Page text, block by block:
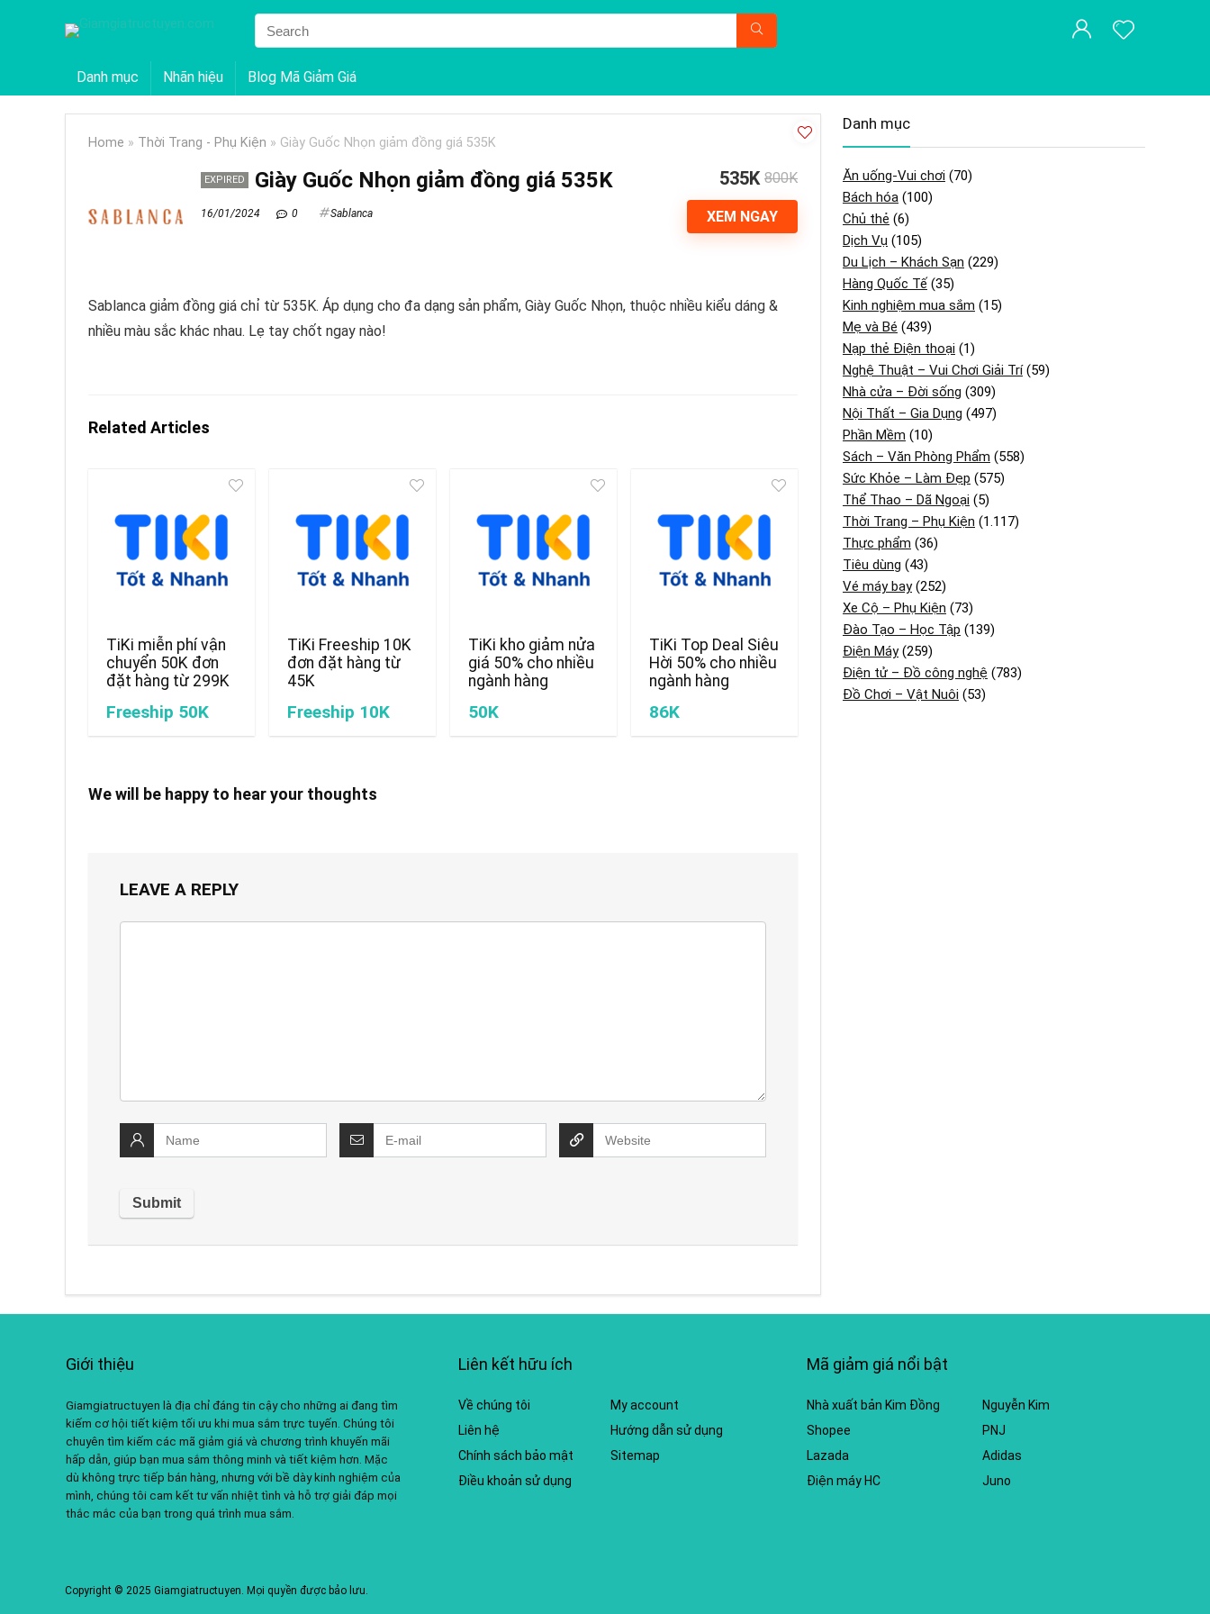
Danh mục Nhãn hiệu Blog Mã Giảm Giá
Home » Thời Trang - Phụ Kiện » Giày Guốc Nhọn giảm đồng giá 535K
EXPIRED Giày Guốc Nhọn giảm đồng giá 535K
16/01/2024 0 Sablanca
535K 800K
XEM NGAY
Sablanca giảm đồng giá chỉ từ 535K. Áp dụng cho đa dạng sản phẩm, Giày Guốc Nhọn, thuộc nhiều kiểu dáng &
nhiều màu sắc khác nhau. Lẹ tay chốt ngay nào!
Related Articles
TiKi miễn phí vận
chuyển 50K đơn
đặt hàng từ 299K
Freeship 50K
TiKi Freeship 10K
đơn đặt hàng từ
45K
Freeship 10K
TiKi kho giảm nửa
giá 50% cho nhiều
ngành hàng
50K
TiKi Top Deal Siêu
Hời 50% cho nhiều
ngành hàng
86K
We will be happy to hear your thoughts
LEAVE A REPLY
Danh mục
Ăn uống-Vui chơi (70)
Bách hóa (100)
Chủ thẻ (6)
Dịch Vụ (105)
Du Lịch – Khách Sạn (229)
Hàng Quốc Tế (35)
Kinh nghiệm mua sắm (15)
Mẹ và Bé (439)
Nạp thẻ Điện thoại (1)
Nghệ Thuật – Vui Chơi Giải Trí(59)
Nhà cửa – Đời sống (309)
Nội Thất – Gia Dụng (497)
Phần Mềm (10)
Sách – Văn Phòng Phẩm (558)
Sức Khỏe – Làm Đẹp (575)
Thể Thao – Dã Ngoại (5)
Thời Trang – Phụ Kiện (1.117)
Thực phẩm (36)
Tiêu dùng (43)
Vé máy bay(252)
Xe Cộ – Phụ Kiện (73)
Đào Tạo – Học Tập (139)
Điện Máy(259)
Điện tử – Đồ công nghệ (783)
Đồ Chơi – Vật Nuôi (53)
Giới thiệu
Giamgiatructuyen là địa chỉ đáng tin cậy cho những ai đang tìm
kiếm cơ hội tiết kiệm tối ưu khi mua sắm trực tuyến. Chúng tôi
chuyên tìm kiếm các mã giảm giá và chương trình khuyến mãi
hấp dẫn, giúp bạn mua sắm thông minh và tiết kiệm hơn. Mặc
dù không trực tiếp bán hàng, nhưng với bề dày kinh nghiệm của
mình, chúng tôi cam kết tư vấn nhiệt tình và hỗ trợ giải đáp mọi
thắc mắc của bạn trong quá trình mua sắm.
Liên kết hữu ích
Về chúng tôi
Liên hệ
Chính sách bảo mật
Điều khoản sử dụng
My account
Hướng dẫn sử dụng
Sitemap
Mã giảm giá nổi bật
Nhà xuất bản Kim Đồng
Shopee
Lazada
Điện máy HC
Nguyễn Kim
PNJ
Adidas
Juno
Copyright © 2025 Giamgiatructuyen. Mọi quyền được bảo lưu.